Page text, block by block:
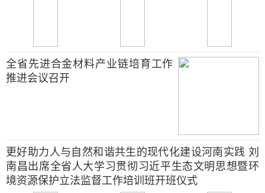
全省先进合金材料产业链培育工作
推进会议召开
更好助力人与自然和谐共生的现代化建设河南实践 刘
南昌出席全省人大学习贯彻习近平生态文明思想暨环
境资源保护立法监督工作培训班开班仪式